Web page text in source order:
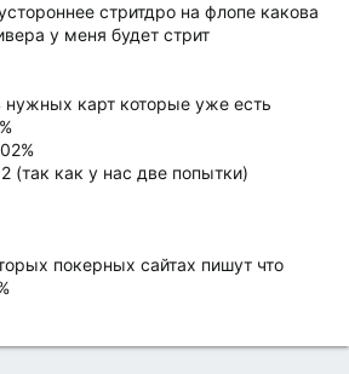
стритдро на флопе какова
у меня будет стрит
карт которые уже есть
(так как у нас две попытки)
покерных сайтах пишут что